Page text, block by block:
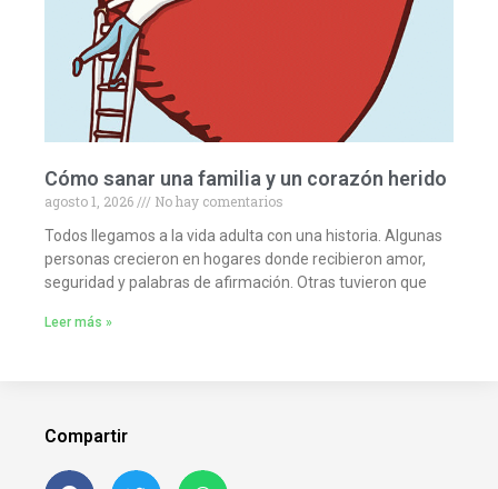
Cómo sanar una familia y un corazón herido
agosto 1, 2026
No hay comentarios
Todos llegamos a la vida adulta con una historia. Algunas
personas crecieron en hogares donde recibieron amor,
seguridad y palabras de afirmación. Otras tuvieron que
Leer más »
Compartir